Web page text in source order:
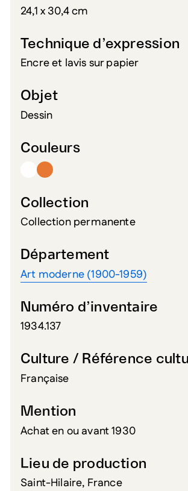
24,1 x 30,4 cm
Technique d’expression
Encre et lavis sur papier
Objet
Dessin
Couleurs
Collection
Collection permanente
Département
Art moderne (1900-1959)
Numéro d’inventaire
1934.137
Culture / Référence
Française
Mention
Achat en ou avant 1930
Lieu de production
Saint-Hilaire, France